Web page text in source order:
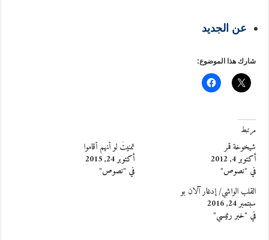
عن الجديد
شارك هذا الموضوع:
مرتبط
شيخوخة قمر
أكتوبر 4, 2012
في "نصوص"
تمنيتُ لو أنهم أقاموا
أكتوبر 24, 2015
في "نصوص"
القلب الواشي/ إدغار آلان بو
سبتمبر 24, 2016
في "خبر رئيسي"